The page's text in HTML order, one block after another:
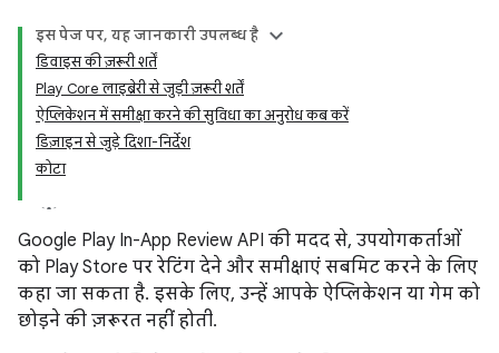
इस पेज पर, यह जानकारी उपलब्ध है
डिवाइस की ज़रूरी शर्तें
Play Core लाइब्रेरी से जुड़ी ज़रूरी शर्तें
ऐप्लिकेशन में समीक्षा करने की सुविधा का अनुरोध कब करें
डिज़ाइन से जुड़े दिशा-निर्देश
कोटा
Google Play In-App Review API की मदद से, उपयोगकर्ताओं
को Play Store पर रेटिंग देने और समीक्षाएं सबमिट करने के लिए
कहा जा सकता है. इसके लिए, उन्हें आपके ऐप्लिकेशन या गेम को
छोड़ने की ज़रूरत नहीं होती.